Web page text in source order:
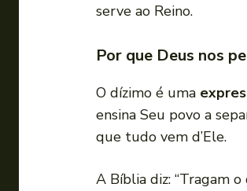
serve ao Reino.
Por que Deus nos
O dízimo é uma
ensina Seu povo a
que tudo vem d’Ele.
A Bíblia diz: “Tragam